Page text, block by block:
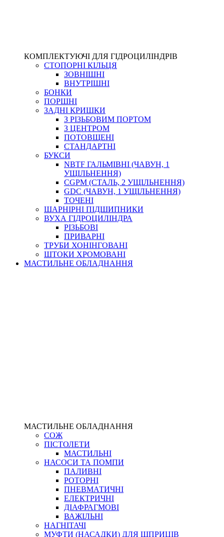
КОМПЛЕКТУЮЧІ ДЛЯ ГІДРОЦИЛІНДРІВ
СТОПОРНІ КІЛЬЦЯ
ЗОВНІШНІ
ВНУТРІШНІ
БОНКИ
ПОРШНІ
ЗАДНІ КРИШКИ
З РІЗЬБОВИМ ПОРТОМ
З ЦЕНТРОМ
ПОТОВЩЕНІ
СТАНДАРТНІ
БУКСИ
NBTF ГАЛЬМІВНІ (ЧАВУН, 1
УЩІЛЬНЕННЯ)
CGPM (СТАЛЬ, 2 УЩІЛЬНЕННЯ)
GDC (ЧАВУН, 1 УЩІЛЬНЕННЯ)
ТОЧЕНІ
ШАРНІРНІ ПІДШИПНИКИ
ВУХА ГІДРОЦИЛІНДРА
РІЗЬБОВІ
ПРИВАРНІ
ТРУБИ ХОНІНГОВАНІ
ШТОКИ ХРОМОВАНІ
МАСТИЛЬНЕ ОБЛАДНАННЯ
МАСТИЛЬНЕ ОБЛАДНАННЯ
СОЖ
ПІСТОЛЕТИ
МАСТИЛЬНІ
НАСОСИ ТА ПОМПИ
ПАЛИВНІ
РОТОРНІ
ПНЕВМАТИЧНІ
ЕЛЕКТРИЧНІ
ДІАФРАГМОВІ
ВАЖІЛЬНІ
НАГНІТАЧІ
МУФТИ (НАСАДКИ) ДЛЯ ШПРИЦІВ